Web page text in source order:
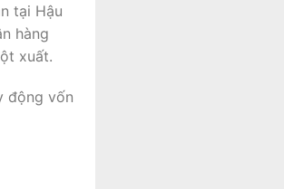
tại Hậu
hàng
xuất.
động vốn